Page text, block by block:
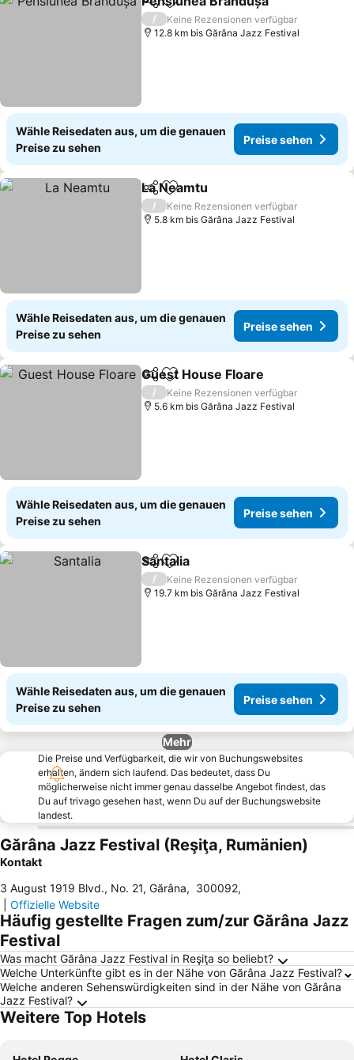
TeilenZu Favoriten hinzufügen
/
Keine Rezensionen verfügbar
12.8 km bis Gărâna Jazz Festival
Wähle Reisedaten aus, um die genauen
Preise zu sehen
Preise sehen
TeilenZu Favoriten hinzufügen
La Neamtu
/
Keine Rezensionen verfügbar
5.8 km bis Gărâna Jazz Festival
Wähle Reisedaten aus, um die genauen
Preise zu sehen
Preise sehen
TeilenZu Favoriten hinzufügen
Guest House Floare
/
Keine Rezensionen verfügbar
5.6 km bis Gărâna Jazz Festival
Wähle Reisedaten aus, um die genauen
Preise zu sehen
Preise sehen
TeilenZu Favoriten hinzufügen
Santalia
/
Keine Rezensionen verfügbar
19.7 km bis Gărâna Jazz Festival
Wähle Reisedaten aus, um die genauen
Preise zu sehen
Preise sehen
Mehr
Die Preise und Verfügbarkeit, die wir von Buchungswebsites
erhalten, ändern sich laufend. Das bedeutet, dass Du
möglicherweise nicht immer genau dasselbe Angebot findest, das
Du auf trivago gesehen hast, wenn Du auf der Buchungswebsite
landest.
Gărâna Jazz Festival (Reşiţa, Rumänien)
Kontakt
3 August 1919 Blvd., No. 21, Gărâna, 300092,
Offizielle Website
Häufig gestellte Fragen zum/zur Gărâna Jazz
Festival
Was macht Gărâna Jazz Festival in Reşiţa so beliebt?
Welche Unterkünfte gibt es in der Nähe von Gărâna Jazz Festival?
Welche anderen Sehenswürdigkeiten sind in der Nähe von Gărâna
Jazz Festival?
Weitere Top Hotels